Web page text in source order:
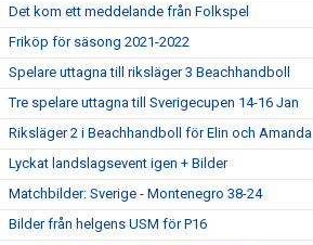
Det kom ett meddelande från Folkspel
Friköp för säsong 2021-2022
Spelare uttagna till riksläger 3 Beachhandboll
Tre spelare uttagna till Sverigecupen 14-16 Jan
Riksläger 2 i Beachhandboll för Elin och Amanda
Lyckat landslagsevent igen + Bilder
Matchbilder: Sverige - Montenegro 38-24
Bilder från helgens USM för P16